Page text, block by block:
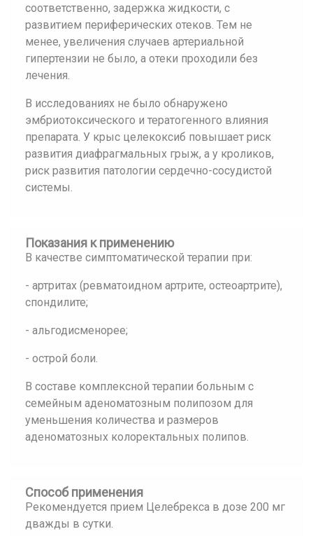
соответственно, задержка жидкости, с
развитием периферических отеков. Тем не
менее, увеличения случаев артериальной
гипертензии не было, а отеки проходили без
лечения.
В исследованиях не было обнаружено
эмбриотоксического и тератогенного влияния
препарата. У крыс целекоксиб повышает риск
развития диафрагмальных грыж, а у кроликов,
риск развития патологии сердечно-сосудистой
системы.
Показания к применению
В качестве симптоматической терапии при:
- артритах (ревматоидном артрите, остеоартрите),
спондилите;
- альгодисменорее;
- острой боли.
В составе комплексной терапии больным с
семейным аденоматозным полипозом для
уменьшения количества и размеров
аденоматозных колоректальных полипов.
Способ применения
Рекомендуется прием Целебрекса в дозе 200 мг
дважды в сутки.